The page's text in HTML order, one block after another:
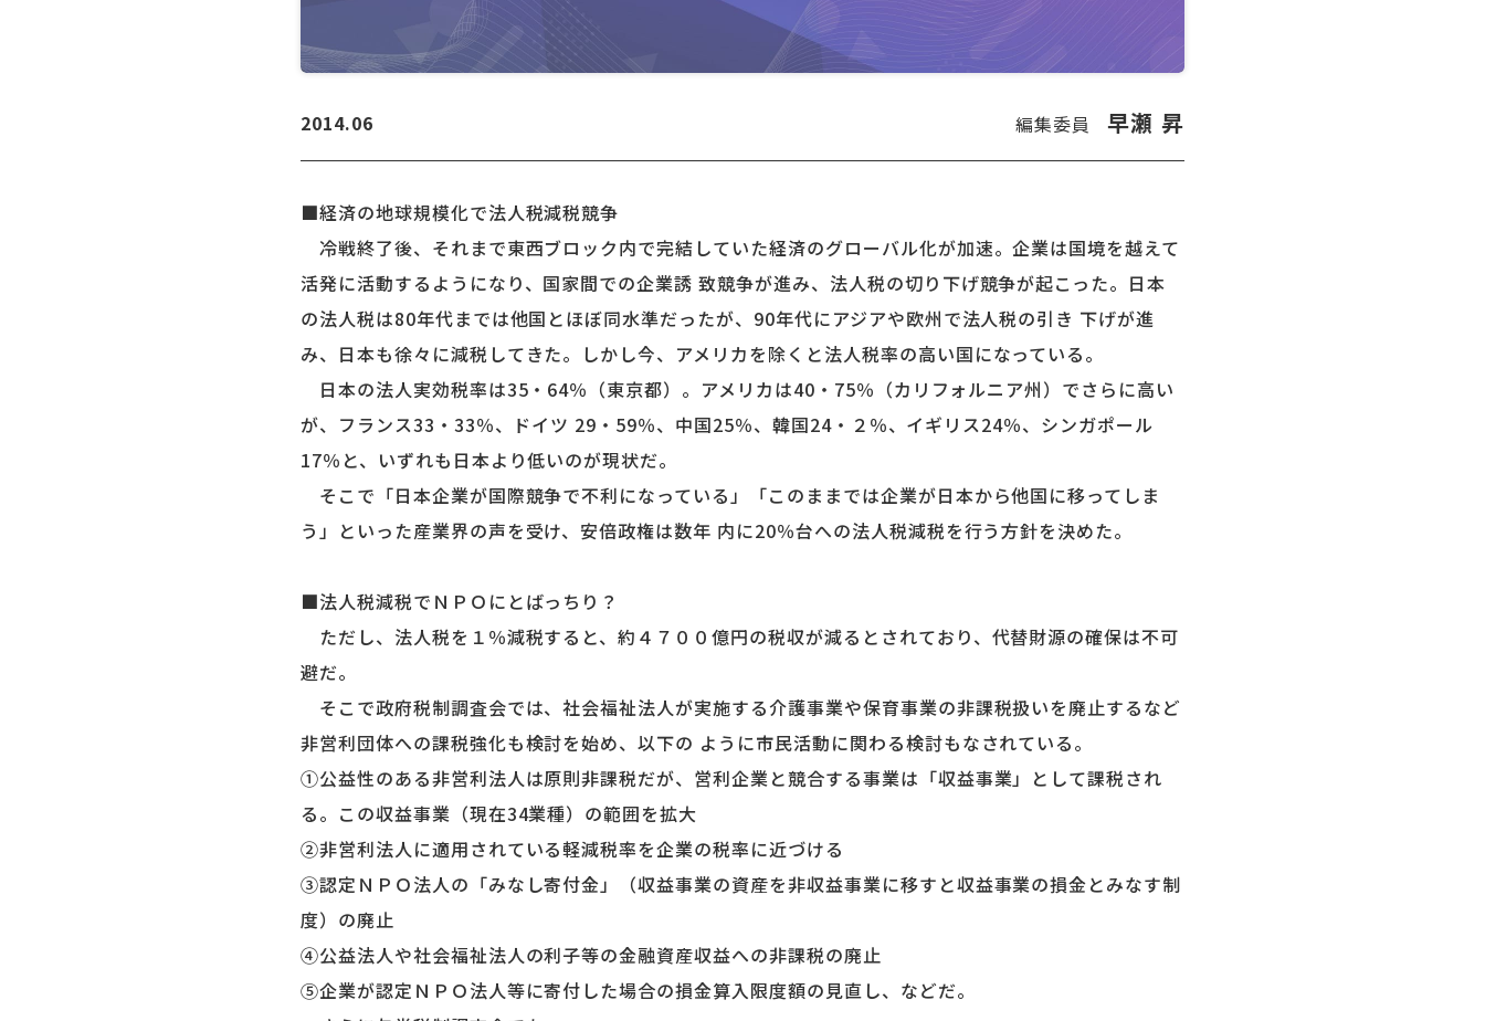
2014.06 編集委員 早瀬 昇
■経済の地球規模化で法人税減税競争
冷戦終了後、それまで東西ブロック内で完結していた経済のグローバル化が加速。企業は国境を越えて
活発に活動するようになり、国家間での企業誘 致競争が進み、法人税の切り下げ競争が起こった。日本
の法人税は80年代までは他国とほぼ同水準だったが、90年代にアジアや欧州で法人税の引き 下げが進
み、日本も徐々に減税してきた。しかし今、アメリカを除くと法人税率の高い国になっている。
日本の法人実効税率は35・64％（東京都）。アメリカは40・75％（カリフォルニア州）でさらに高い
が、フランス33・33％、ドイツ 29・59％、中国25％、韓国24・２％、イギリス24％、シンガポール
17％と、いずれも日本より低いのが現状だ。
そこで「日本企業が国際競争で不利になっている」「このままでは企業が日本から他国に移ってしま
う」といった産業界の声を受け、安倍政権は数年 内に20％台への法人税減税を行う方針を決めた。
■法人税減税でＮＰＯにとばっちり？
ただし、法人税を１％減税すると、約４７００億円の税収が減るとされており、代替財源の確保は不可
避だ。
そこで政府税制調査会では、社会福祉法人が実施する介護事業や保育事業の非課税扱いを廃止するなど
非営利団体への課税強化も検討を始め、以下の ように市民活動に関わる検討もなされている。
①公益性のある非営利法人は原則非課税だが、営利企業と競合する事業は「収益事業」として課税され
る。この収益事業（現在34業種）の範囲を拡大
②非営利法人に適用されている軽減税率を企業の税率に近づける
③認定ＮＰＯ法人の「みなし寄付金」（収益事業の資産を非収益事業に移すと収益事業の損金とみなす制
度）の廃止
④公益法人や社会福祉法人の利子等の金融資産収益への非課税の廃止
⑤企業が認定ＮＰＯ法人等に寄付した場合の損金算入限度額の見直し、などだ。